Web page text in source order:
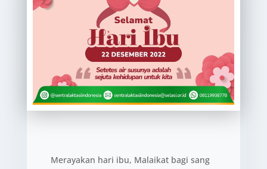
Merayakan hari ibu, Malaikat bagi sang